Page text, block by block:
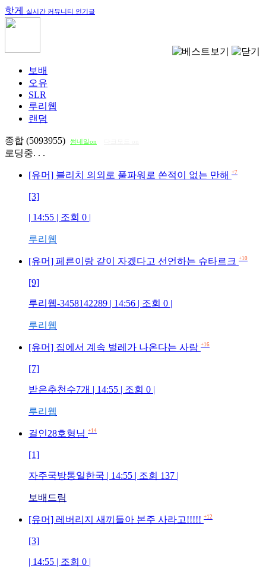
핫게 실시간 커뮤니티 인기글
보배
오유
SLR
루리웹
랜덤
종합 (5093955) 썸네일on
로딩중. . .
[유머] 블리치 의외로 풀파워로 쏜적이 없는 만해 +7
[3]
| 14:55 | 조회 0 |
루리웹
[유머] 페른이랑 같이 자겠다고 선언하는 슈타르크 +10
[9]
루리웹-3458142289 | 14:56 | 조회 0 |
루리웹
[유머] 집에서 계속 벌레가 나온다는 사람 +16
[7]
받은추천수7개 | 14:55 | 조회 0 |
루리웹
걸인28호형님 +14
[1]
자주국방통일한국 | 14:55 | 조회 137 |
보배드림
[유머] 레버리지 새끼들아 본주 사라고!!!!! +12
[3]
| 14:55 | 조회 0 |